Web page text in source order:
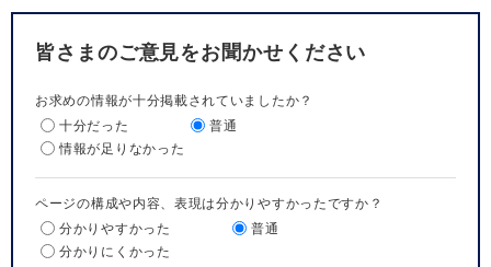
皆さまのご意見をお聞かせください
お求めの情報が十分掲載されていましたか？
十分だった
普通
情報が足りなかった
ページの構成や内容、表現は分かりやすかったですか？
分かりやすかった
普通
分かりにくかった